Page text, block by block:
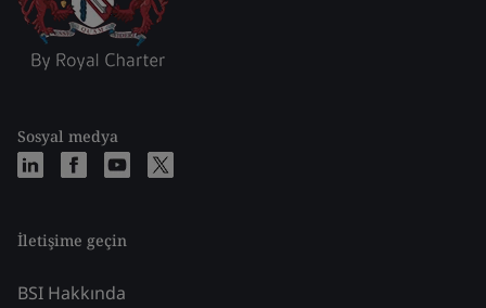
Sosyal medya
İletişime geçin
BSI Hakkında